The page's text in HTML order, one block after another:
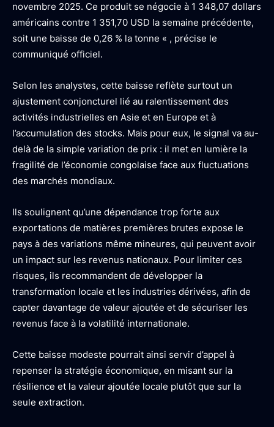
novembre 2025. Ce produit se négocie à 1 348,07 dollars
américains contre 1 351,70 USD la semaine précédente,
soit une baisse de 0,26 % la tonne « , précise le
communiqué officiel.
Selon les analystes, cette baisse reflète surtout un
ajustement conjoncturel lié au ralentissement des
activités industrielles en Asie et en Europe et à
l’accumulation des stocks. Mais pour eux, le signal va au-
delà de la simple variation de prix : il met en lumière la
fragilité de l’économie congolaise face aux fluctuations
des marchés mondiaux.
Ils soulignent qu’une dépendance trop forte aux
exportations de matières premières brutes expose le
pays à des variations même mineures, qui peuvent avoir
un impact sur les revenus nationaux. Pour limiter ces
risques, ils recommandent de développer la
transformation locale et les industries dérivées, afin de
capter davantage de valeur ajoutée et de sécuriser les
revenus face à la volatilité internationale.
Cette baisse modeste pourrait ainsi servir d’appel à
repenser la stratégie économique, en misant sur la
résilience et la valeur ajoutée locale plutôt que sur la
seule extraction.